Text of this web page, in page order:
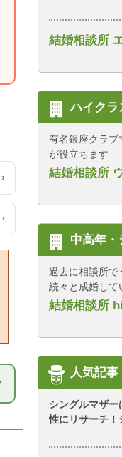
›
›
結婚相談所
ハイクラ
有名銀座クラブ
が役立ちます
結婚相談所
中高年
過去に相談所で
続々と成婚して
結婚相談所
人気記事
シングルマザー
性にリサーチ！